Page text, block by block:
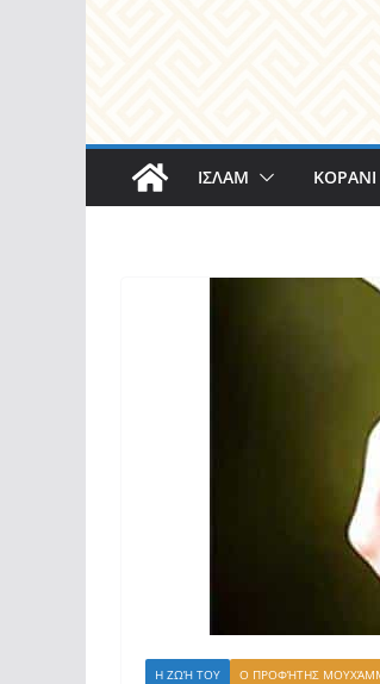
ΙΣΛΑΜ ΚΟΡΑΝΙ
Η ΖΩΉ ΤΟΥ Ο ΠΡΟΦΉΤΗΣ